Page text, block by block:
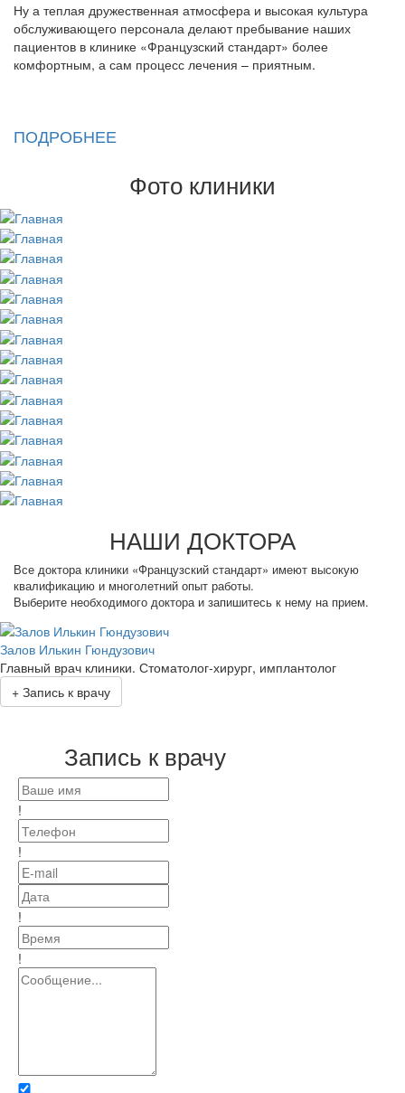
Ну а теплая дружественная атмосфера и высокая культура
обслуживающего персонала делают пребывание наших
пациентов в клинике «Французский стандарт» более
комфортным, а сам процесс лечения – приятным.
ПОДРОБНЕЕ
Фото клиники
НАШИ ДОКТОРА
Все доктора клиники «Французский стандарт» имеют высокую
квалификацию и многолетний опыт работы.
Выберите необходимого доктора и запишитесь к нему на прием.
Залов Илькин Гюндузович
Главный врач клиники. Стоматолог-хирург, имплантолог
+ Запись к врачу
Запись к врачу
!
!
!
!